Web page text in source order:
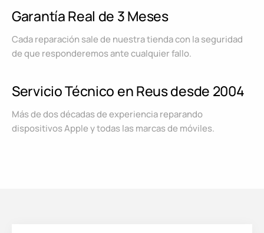
Garantía Real de 3 Meses
Cada reparación sale de nuestra tienda con la seguridad
de que responderemos ante cualquier fallo.
Servicio Técnico en Reus desde 2004
Más de dos décadas de experiencia reparando
dispositivos Apple y todas las marcas de móviles.